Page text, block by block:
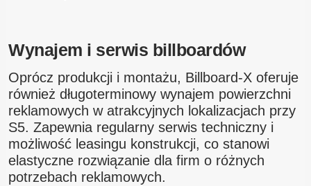
Wynajem i serwis billboardów
Oprócz produkcji i montażu, Billboard-X oferuje
również długoterminowy wynajem powierzchni
reklamowych w atrakcyjnych lokalizacjach przy
S5. Zapewnia regularny serwis techniczny i
możliwość leasingu konstrukcji, co stanowi
elastyczne rozwiązanie dla firm o różnych
potrzebach reklamowych.